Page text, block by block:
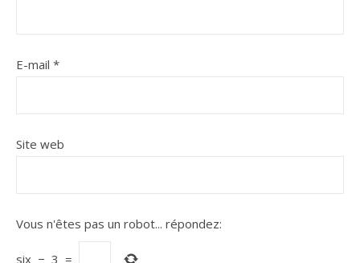
E-mail *
Site web
Vous n'êtes pas un robot... répondez:
six − 3 =